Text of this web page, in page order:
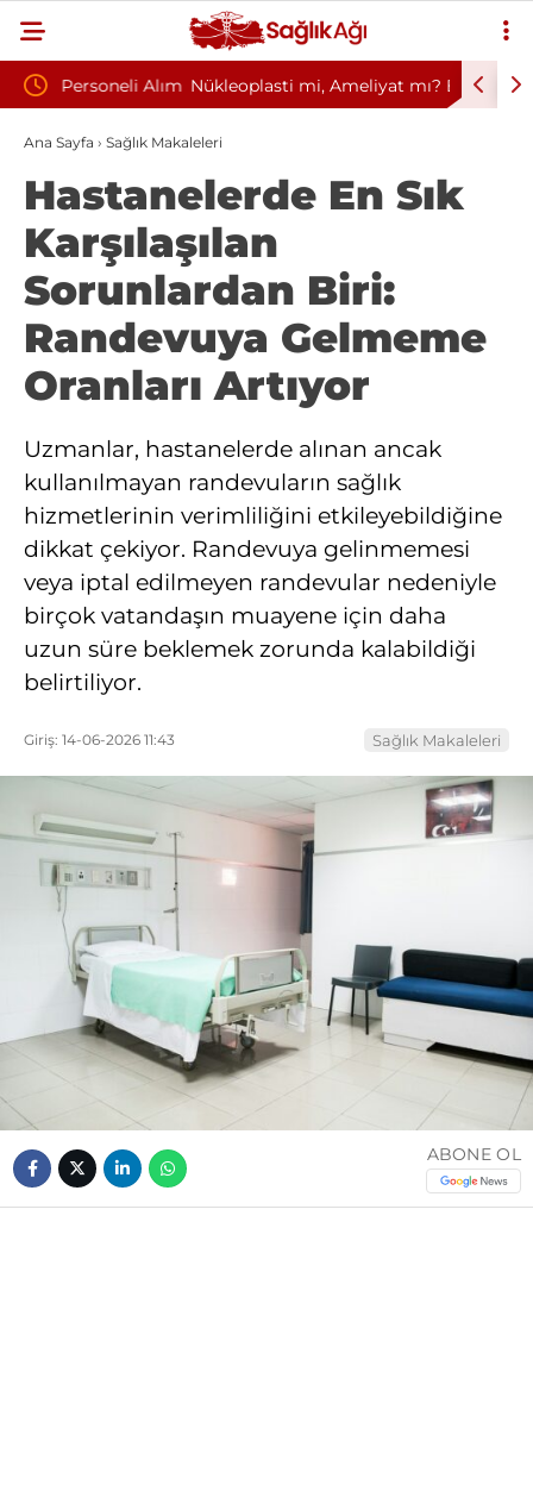
Alım Nükleoplasti mi, Ameliyat mı? Bel ve Boyun
Fıtığında Doğru Tedavi Seçimi
Kültür
Ana Sayfa › Sağlık Makaleleri
Hastanelerde En Sık
Karşılaşılan
Sorunlardan Biri:
Randevuya Gelmeme
Oranları Artıyor
Uzmanlar, hastanelerde alınan ancak
kullanılmayan randevuların sağlık
hizmetlerinin verimliliğini etkileyebildiğine
dikkat çekiyor. Randevuya gelinmemesi
veya iptal edilmeyen randevular nedeniyle
birçok vatandaşın muayene için daha
uzun süre beklemek zorunda kalabildiği
belirtiliyor.
Giriş: 14-06-2026 11:43 Sağlık Makaleleri
ABONE OL